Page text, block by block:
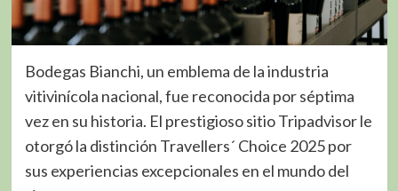
Bodegas Bianchi, un emblema de la industria
vitivinícola nacional, fue reconocida por séptima
vez en su historia. El prestigioso sitio Tripadvisor le
otorgó la distinción Travellers´ Choice 2025 por
sus experiencias excepcionales en el mundo del